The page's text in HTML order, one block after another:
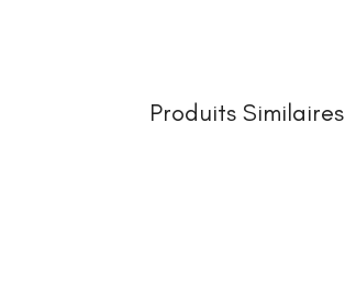
Produits Similaires